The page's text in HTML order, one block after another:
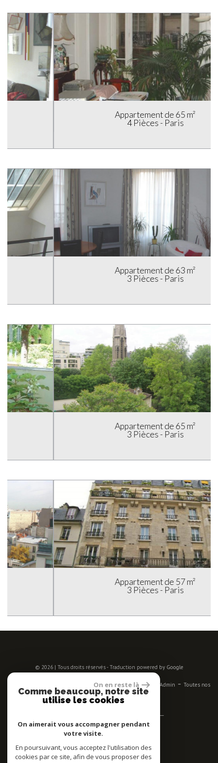
Appartement de 65 m²
4 Pièces - Paris
Appartement de 63 m²
3 Pièces - Paris
Appartement de 65 m²
3 Pièces - Paris
Appartement de 57 m²
3 Pièces - Paris
© 2026 | Tous droits réservés - Traduction powered by Google
Nos honoraires-Liens Admin - Toutes nos
annonces
Espace propriétaires
Adhérent
On en reste là
Comme beaucoup, notre site
utilise les cookies
On aimerait vous accompagner pendant
votre visite.
En poursuivant, vous acceptez l'utilisation des
cookies par ce site, afin de vous proposer des